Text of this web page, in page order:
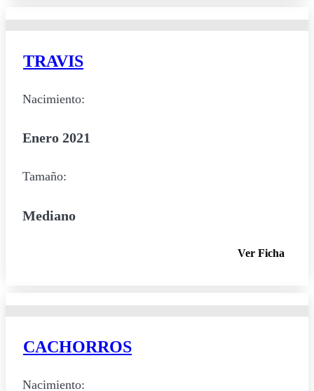
TRAVIS
Nacimiento:
Enero 2021
Tamaño:
Mediano
Ver Ficha
CACHORROS
Nacimiento: